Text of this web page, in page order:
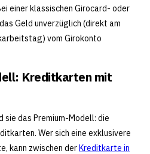
einer klassischen Girocard- oder
Geld unverzüglich (direkt am
vom Girokonto
Kreditkarten mit
sie das Premium-Modell: die
Wer sich eine exklusivere
kann zwischen derKreditkarte in